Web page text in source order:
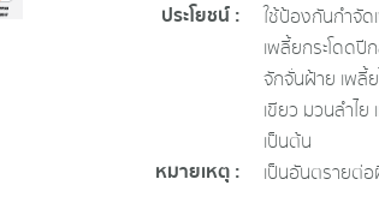
ประโยชน์ :
ใช้ป้องกันกำจัด
เพลี้ยกระโดด
จักจั่นฝ้าย เพลี้
เขียว มวนลำไ
เป็นต้น
หมายเหตุ : เป็นอันตรายต่